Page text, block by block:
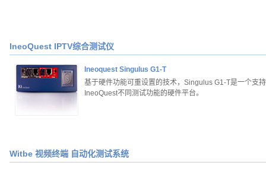
IneoQuest IPTV综合测试仪
Ineoquest Singulus G1-T
基于硬件功能可重设置的技术，Singulus G1-T是一个支持
IneoQuest不同测试功能的硬件平台。
Witbe 视频终端 自动化测试系统